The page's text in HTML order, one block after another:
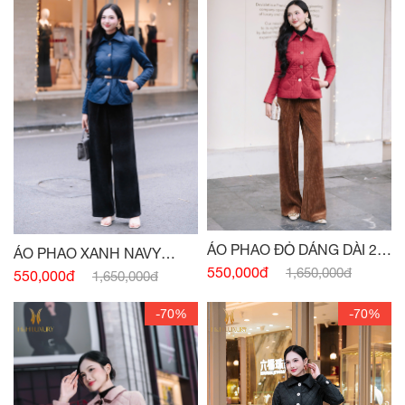
ÁO PHAO XANH NAVY
DÁNG DÀI
550,000đ 1,650,000đ
ÁO PHAO ĐỎ DÁNG DÀI 2
TÚI
550,000đ 1,650,000đ
-70% -70%